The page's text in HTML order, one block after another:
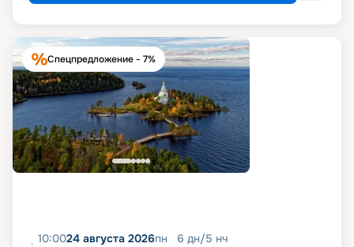
Спецпредложение - 7%
10:0024 августа 2026пн 6 дн/5 нч